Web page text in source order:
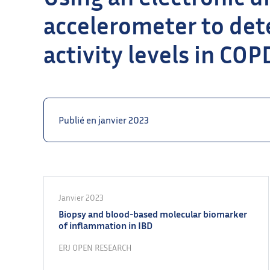
accelerometer to
activity levels in
Publié en janvier 2023
Janvier 2023
Biopsy and blood-based molecular biomarker
of inflammation in IBD
ERJ OPEN RESEARCH